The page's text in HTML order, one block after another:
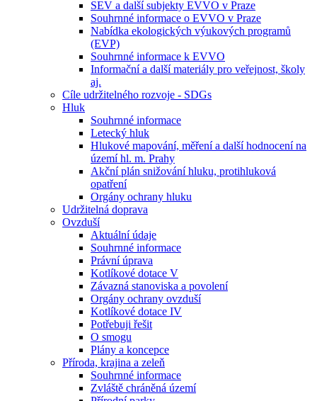
SEV a další subjekty EVVO v Praze
Souhrnné informace o EVVO v Praze
Nabídka ekologických výukových programů
(EVP)
Souhrnné informace k EVVO
Informační a další materiály pro veřejnost, školy
aj.
Cíle udržitelného rozvoje - SDGs
Hluk
Souhrnné informace
Letecký hluk
Hlukové mapování, měření a další hodnocení na
území hl. m. Prahy
Akční plán snižování hluku, protihluková
opatření
Orgány ochrany hluku
Udržitelná doprava
Ovzduší
Aktuální údaje
Souhrnné informace
Právní úprava
Kotlíkové dotace V
Závazná stanoviska a povolení
Orgány ochrany ovzduší
Kotlíkové dotace IV
Potřebuji řešit
O smogu
Plány a koncepce
Příroda, krajina a zeleň
Souhrnné informace
Zvláště chráněná území